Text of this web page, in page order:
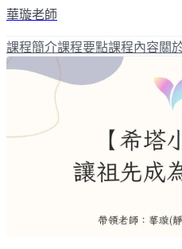
華璇老師
課程簡介課程要點課程內容關